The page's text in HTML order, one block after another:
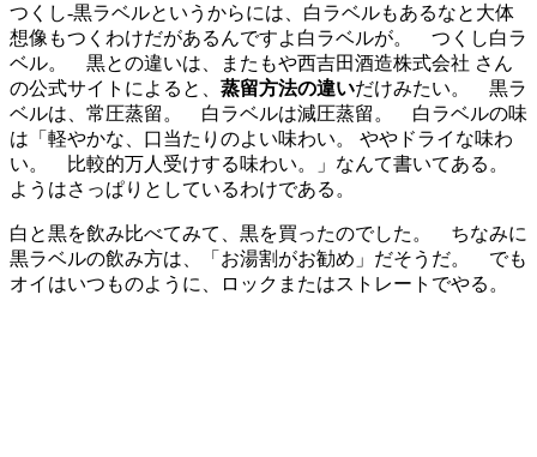
つくし-黒ラベルというからには、白ラベルもあるなと大体
想像もつくわけだがあるんですよ白ラベルが。 つくし白ラ
ベル。 黒との違いは、またもや西吉田酒造株式会社 さん
の公式サイトによると、 蒸留方法の違いだけみたい。 黒ラ
ベルは、常圧蒸留。 白ラベルは減圧蒸留。 白ラベルの味
は「軽やかな、口当たりのよい味わい。 ややドライな味わ
い。 比較的万人受けする味わい。」なんて書いてある。
ようはさっぱりとしているわけである。
白と黒を飲み比べてみて、黒を買ったのでした。 ちなみに
黒ラベルの飲み方は、「お湯割がお勧め」だそうだ。 でも
オイはいつものように、ロックまたはストレートでやる。